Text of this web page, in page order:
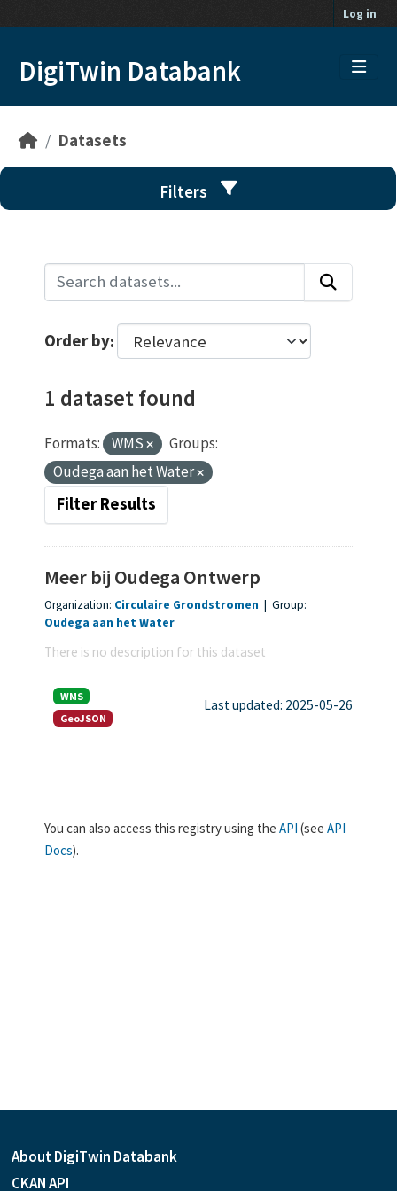
Log in
DigiTwin Databank
Datasets
Filters
Order by
1 dataset found
Formats: WMS
Groups:
Oudega aan het Water
Filter Results
Meer bij Oudega Ontwerp
Organization: Circulaire Grondstromen | Group:
Oudega aan het Water
There is no description for this dataset
WMS
GeoJSON
Last updated: 2025-05-26
You can also access this registry using the API (see API
Docs).
About DigiTwin Databank
CKAN API